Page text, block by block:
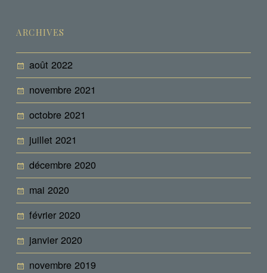
ARCHIVES
août 2022
novembre 2021
octobre 2021
juillet 2021
décembre 2020
mai 2020
février 2020
janvier 2020
novembre 2019